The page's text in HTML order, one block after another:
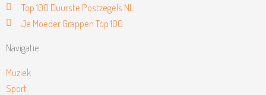
Top 100 Duurste Postzegels NL
Je Moeder Grappen Top 100
Navigatie
Muziek
Sport